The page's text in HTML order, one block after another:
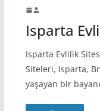
Isparta
Isparta Evlilik
Siteleri, Isparta,
yaşayan bir